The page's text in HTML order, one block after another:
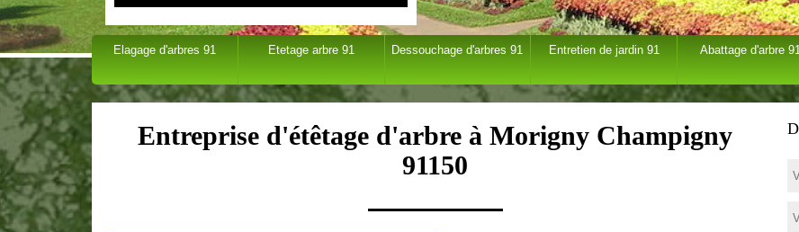
Elagage d'arbres 91 Etetage arbre 91 Dessouchage d'arbres 91 Entretien de jardin 91 Abattage d'arbre
Entreprise d'étêtage d'arbre à Morigny Champigny
91150